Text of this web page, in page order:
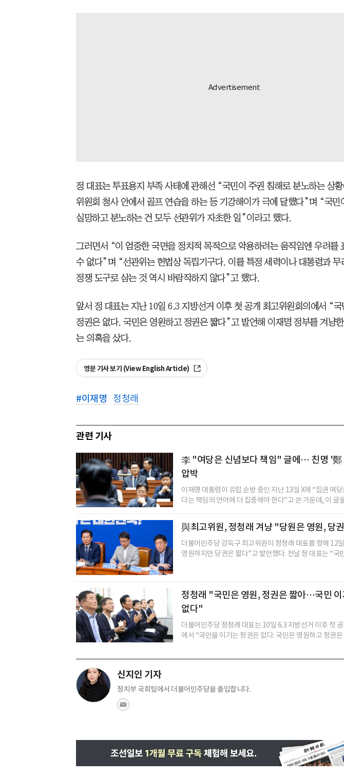
정 대표는 투표용지 부족 사태에 관해선 “국민이 주권 침해로 분노하는 상황
위원회 청사 안에서 골프 연습을 하는 등 기강해이가 극에 달했다”며 “국민
실망하고 분노하는 건 모두 선관위가 자초한 일”이라고 했다.
그러면서 “이 엄중한 국면을 정치적 목적으로 악용하려는 움직임엔 우려를
수 없다”며 “선관위는 헌법상 독립기구다. 이를 특정 세력이나 대통령과 무
정쟁 도구로 삼는 것 역시 바람직하지 않다”고 했다.
앞서 정 대표는 지난 10일 6.3 지방선거 이후 첫 공개 최고위원회의에서 “국
정권은 없다. 국민은 영원하고 정권은 짧다”고 발언해 이재명 정부를 겨냥
는 의혹을 샀다.
영문 기사 보기 (View English Article)
#이재명 정청래
관련 기사
李 "여당은 신념보다 책임" 글에… 친명 '鄭
압박
이재명 대통령이 유럽 순방 중인 지난 13일 X에 “집권 여
다는 책임의 언어에 더 집중해야 한다”고 쓴 가운데, 이 글
與최고위원, 정청래 겨냥 "당원은 영원, 당
더불어민주당 강득구 최고위원이 정청래 대표를 향해 12
영원하지만 당권은 짧다”고 발언했다. 전날 정 대표는 “국
정청래 "국민은 영원, 정권은 짧아…국민 이
없다"
더불어민주당 정청래 대표는 10일 6.3 지방선거 이후 첫
에서 “국민을 이기는 정권은 없다. 국민은 영원하고 정권은
신지인 기자
정치부 국회팀에서 더불어민주당을 출입합니다.